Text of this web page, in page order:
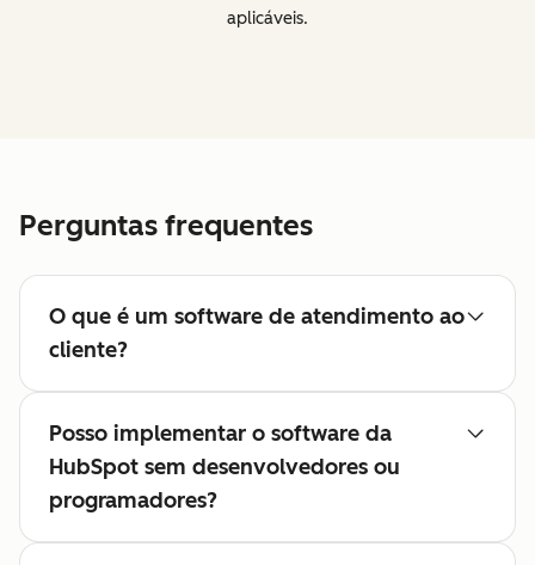
aplicáveis.
Perguntas frequentes
O que é um software de atendimento ao
cliente?
Posso implementar o software da
HubSpot sem desenvolvedores ou
programadores?